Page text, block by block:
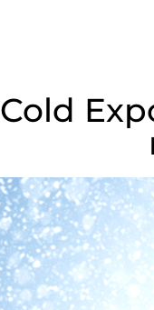
Cold